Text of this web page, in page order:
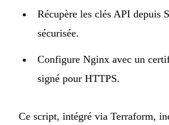
Récupère les clés API depuis
sécurisée.
Configure Nginx avec un
signé pour HTTPS.
Ce script, intégré via Terraform,